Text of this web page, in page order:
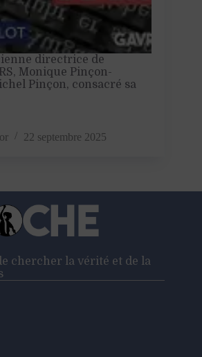
directrice de
Monique Pinçon-
Pinçon, consacré sa
22 septembre 2025
chercher la vérité et de la